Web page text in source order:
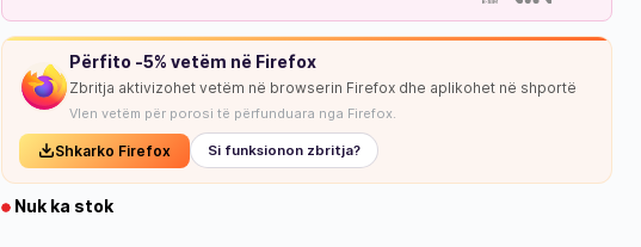
NUK KA STOK
Përfito -5% vetëm në Firefox
Zbritja aktivizohet vetëm në browserin Firefox dhe aplikohet në shportë
Vlen vetëm për porosi të përfunduara nga Firefox.
Shkarko Firefox Si funksionon zbritja?
Nuk ka stok